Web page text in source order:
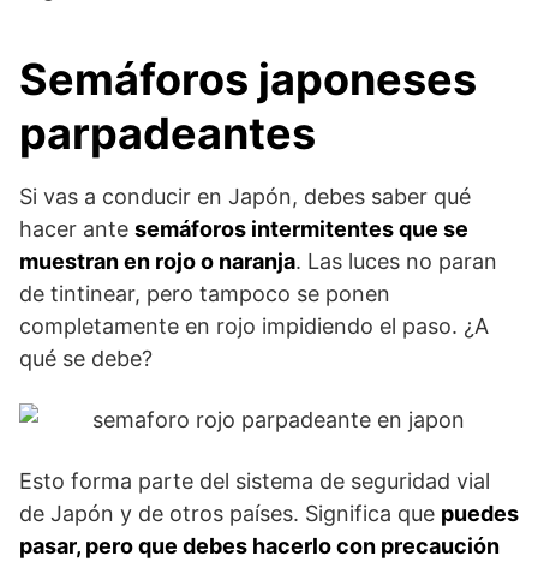
Semáforos japoneses
parpadeantes
Si vas a conducir en Japón, debes saber qué
hacer ante semáforos intermitentes que se
muestran en rojo o naranja. Las luces no paran
de tintinear, pero tampoco se ponen
completamente en rojo impidiendo el paso. ¿A
qué se debe?
Esto forma parte del sistema de seguridad vial
de Japón y de otros países. Significa que puedes
pasar, pero que debes hacerlo con precaución